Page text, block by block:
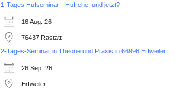
1-Tages Hufseminar - Hufrehe, und jetzt?
16 Aug. 26
76437 Rastatt
2-Tages-Seminar in Theorie und Praxis in 66996 Erfweiler
26 Sep. 26
Erfweiler